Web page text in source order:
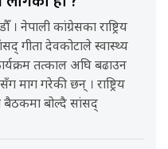
। नेपाली कांग्रेसका राष्ट्रिय
गीता देवकोटाले स्वास्थ्य
तत्काल अघि बढाउन
माग गरेकी छन् । राष्ट्रिय
बैठकमा बोल्दै सांसद्